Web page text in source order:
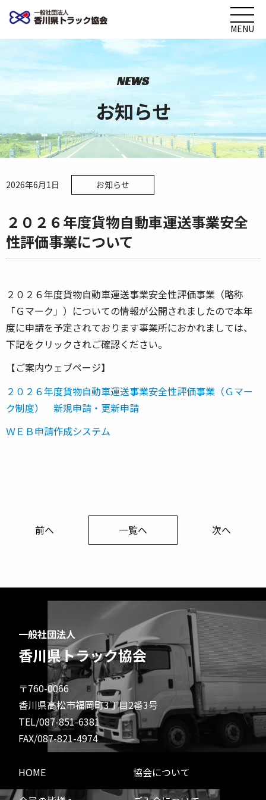
MENU
NEWS
お知らせ
2026年6月1日 お知らせ
２０２６年度貨物自動車運送事業安全
性評価事業について
２０２６年度貨物自動車運送事業安全性評価事業（略称
「Ｇマーク」）についての情報が公開されましたので本年
度に申請を予定されております事業所におかれましては、
下記をクリックされご確認ください。
【ご案内ウェブページ】
２０２６年度貨物自動車運送事業安全性評価事業（Ｇマー
ク制度） 新規申請・更新申請
ＷＥＢ申請作成システム
前へ 一覧へ 次へ
一般社団法人
香川県トラック協会
〒760-0066
香川県高松市福岡町3丁目2番3号
TEL/087-851-6381
FAX/087-821-4974
HOME
協会について